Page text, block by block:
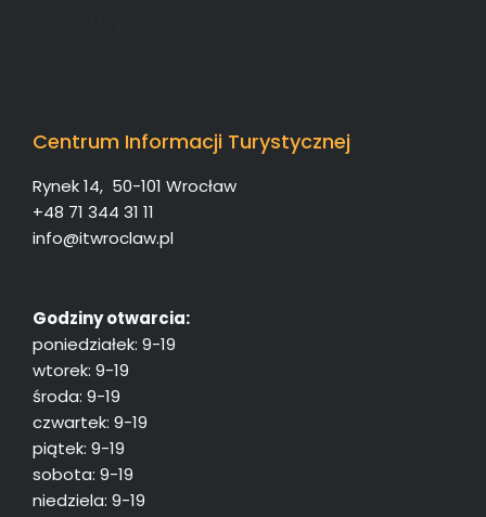
Centrum Informacji Turystycznej
Rynek 14, 50-101 Wrocław
+48 71 344 31 11
info@itwroclaw.pl
Godziny otwarcia:
poniedziałek: 9-19
wtorek: 9-19
środa: 9-19
czwartek: 9-19
piątek: 9-19
sobota: 9-19
niedziela: 9-19